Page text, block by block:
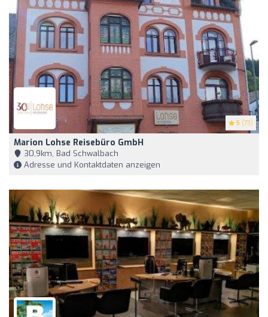
5 (73)
Marion Lohse Reisebüro GmbH
30,9km, Bad Schwalbach
Adresse und Kontaktdaten anzeigen